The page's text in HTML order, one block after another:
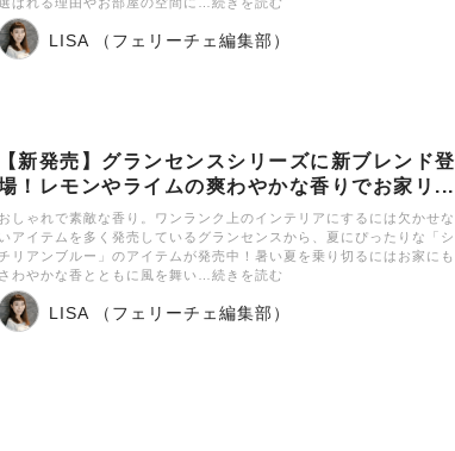
LISA （フェリーチェ編集部）
新発売】グランセンスシリーズに新ブレンド登
！レモンやライムの爽わやかな香りでお家リ...
しゃれで素敵な香り。ワンランク上のインテリアにするには欠かせな
アイテムを多く発売しているグランセンスから、夏にぴったりな「シ
リアンブルー」のアイテムが発売中！暑い夏を乗り切るにはお家にも
わやかな香とともに風を舞い…続きを読む
LISA （フェリーチェ編集部）